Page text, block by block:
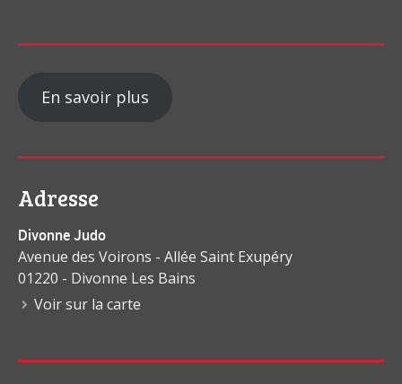
En savoir plus
Adresse
Divonne Judo
Avenue des Voirons - Allée Saint Exupéry
01220 - Divonne Les Bains
Voir sur la carte